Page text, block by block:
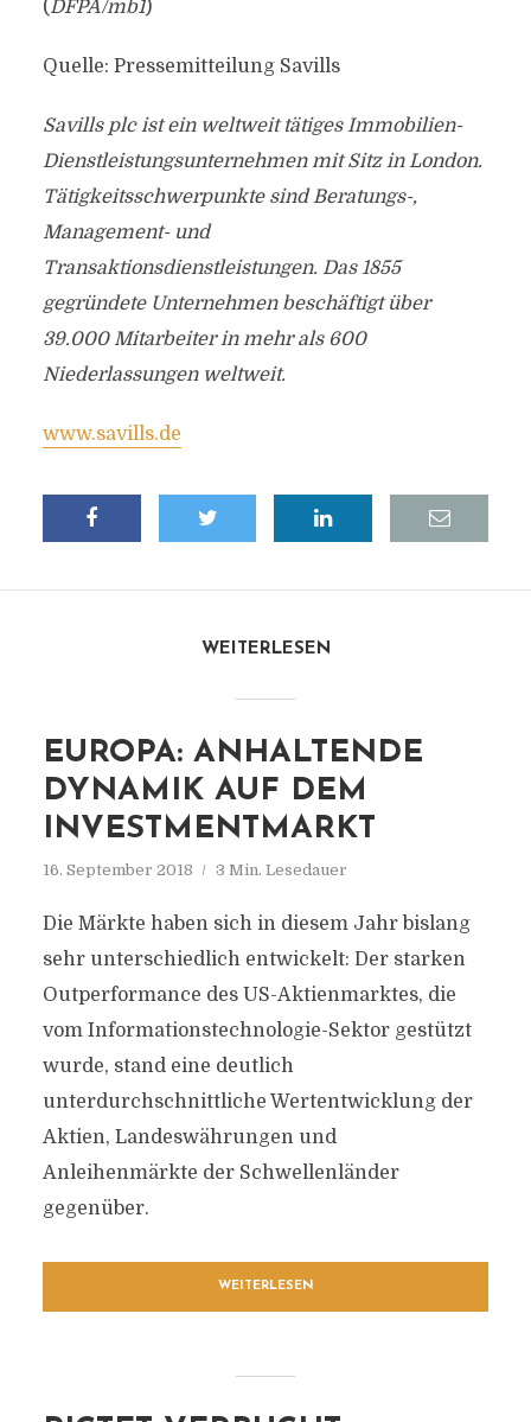
(DFPA/mb1)
Quelle: Pressemitteilung Savills
Savills plc ist ein weltweit tätiges Immobilien-
Dienstleistungsunternehmen mit Sitz in London.
Tätigkeitsschwerpunkte sind Beratungs-,
Management- und
Transaktionsdienstleistungen. Das 1855
gegründete Unternehmen beschäftigt über
39.000 Mitarbeiter in mehr als 600
Niederlassungen weltweit.
www.savills.de
WEITERLESEN
EUROPA: ANHALTENDE
DYNAMIK AUF DEM
INVESTMENTMARKT
16. September 2018 3 Min. Lesedauer
Die Märkte haben sich in diesem Jahr bislang
sehr unterschiedlich entwickelt: Der starken
Outperformance des US-Aktienmarktes, die
vom Informationstechnologie-Sektor gestützt
wurde, stand eine deutlich
unterdurchschnittliche Wertentwicklung der
Aktien, Landeswährungen und
Anleihenmärkte der Schwellenländer
gegenüber.
WEITERLESEN